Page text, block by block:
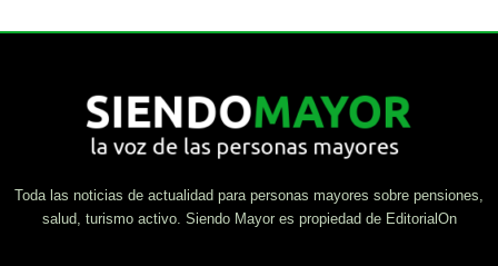
Toda las noticias de actualidad para personas mayores sobre pensiones,
salud, turismo activo. Siendo Mayor es propiedad de EditorialOn